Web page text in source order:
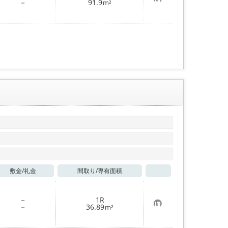
－ 91.9m²
気
に
入
敷金/礼金 間取り/専有面積
－
－
1R
36.89m² お
気
に